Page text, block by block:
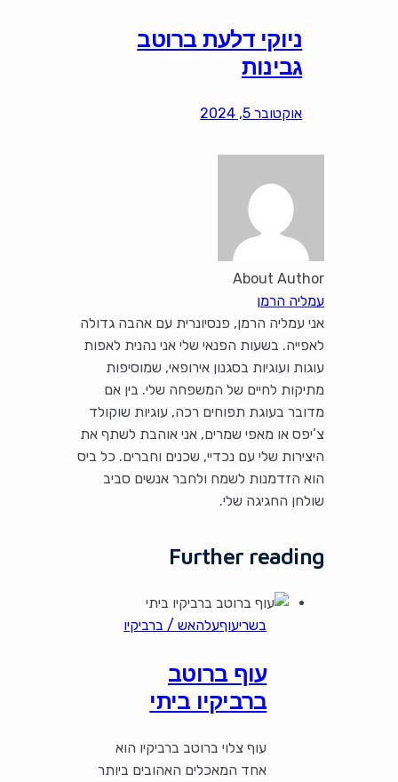
ניוקי דלעת ברוטב
גבינות
אוקטובר 5, 2024
About Author
עמליה הרמן
אני עמליה הרמן, פנסיונרית עם אהבה גדולה
לאפייה. בשעות הפנאי שלי אני נהנית לאפות
עוגות ועוגיות בסגנון אירופאי, שמוסיפות
מתיקות לחיים של המשפחה שלי. בין אם
מדובר בעוגת תפוחים רכה, עוגיות שוקולד
צ’יפס או מאפי שמרים, אני אוהבת לשתף את
היצירות שלי עם נכדיי, שכנים וחברים. כל ביס
הוא הזדמנות לשמח ולחבר אנשים סביב
שולחן החגיגה שלי.
Further reading
בשריעוףעלהאש / ברביקיו
עוף ברוטב
ברביקיו ביתי
עוף צלוי ברוטב ברביקיו הוא
אחד המאכלים האהובים ביותר